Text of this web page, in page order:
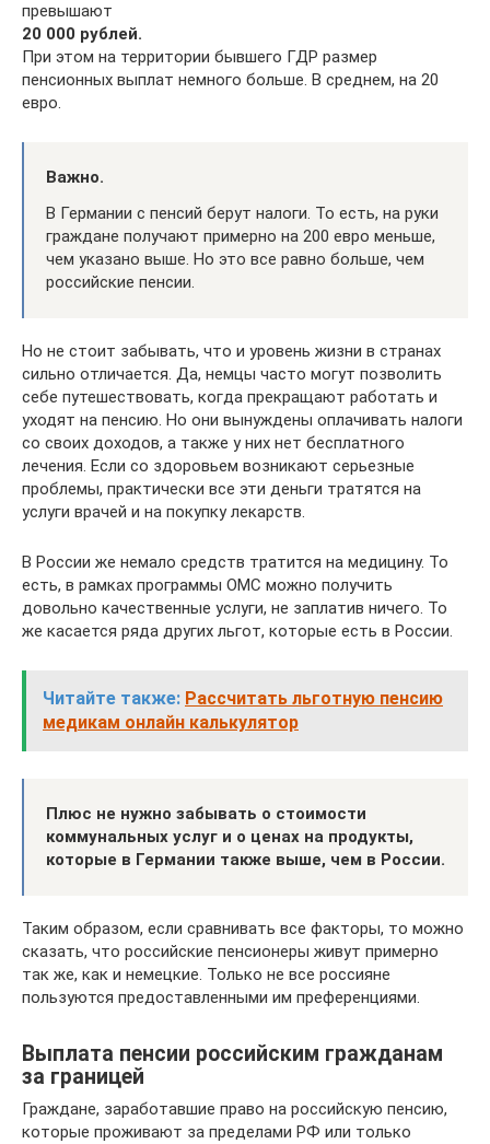
превышают
20 000 рублей.
При этом на территории бывшего ГДР размер
пенсионных выплат немного больше. В среднем, на 20
евро.
Важно.
В Германии с пенсий берут налоги. То есть, на руки
граждане получают примерно на 200 евро меньше,
чем указано выше. Но это все равно больше, чем
российские пенсии.
Но не стоит забывать, что и уровень жизни в странах
сильно отличается. Да, немцы часто могут позволить
себе путешествовать, когда прекращают работать и
уходят на пенсию. Но они вынуждены оплачивать налоги
со своих доходов, а также у них нет бесплатного
лечения. Если со здоровьем возникают серьезные
проблемы, практически все эти деньги тратятся на
услуги врачей и на покупку лекарств.
В России же немало средств тратится на медицину. То
есть, в рамках программы ОМС можно получить
довольно качественные услуги, не заплатив ничего. То
же касается ряда других льгот, которые есть в России.
Читайте также: Рассчитать льготную пенсию
медикам онлайн калькулятор
Плюс не нужно забывать о стоимости
коммунальных услуг и о ценах на продукты,
которые в Германии также выше, чем в России.
Таким образом, если сравнивать все факторы, то можно
сказать, что российские пенсионеры живут примерно
так же, как и немецкие. Только не все россияне
пользуются предоставленными им преференциями.
Выплата пенсии российским гражданам
за границей
Граждане, заработавшие право на российскую пенсию,
которые проживают за пределами РФ или только